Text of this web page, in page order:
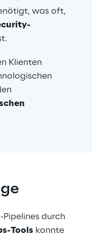
was oft,
Klienten
Pipelines durch
Tools konnte